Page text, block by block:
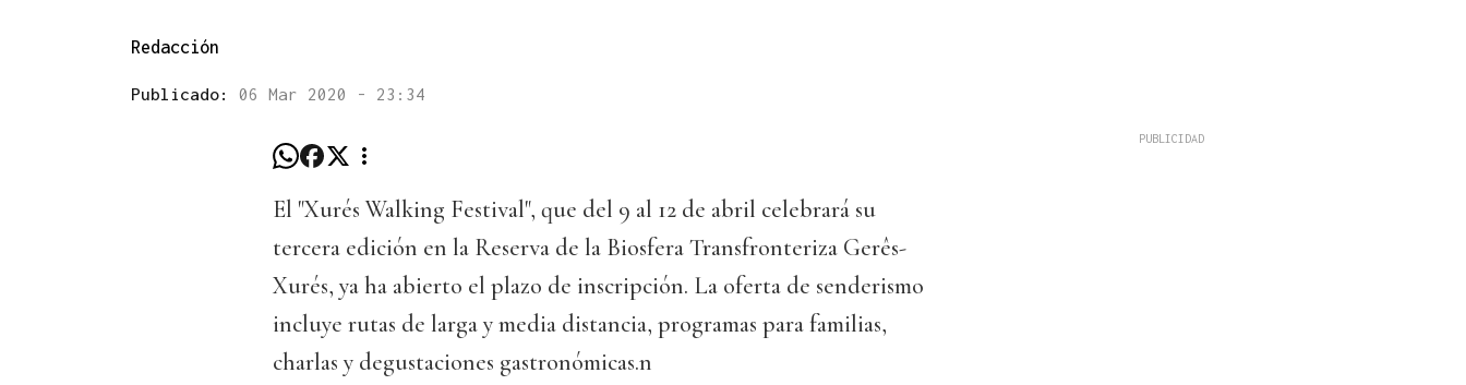
Redacción
Publicado: 06 Mar 2020 - 23:34
El "Xurés Walking Festival", que del 9 al 12 de abril celebrará su
tercera edición en la Reserva de la Biosfera Transfronteriza Gerês-
Xurés, ya ha abierto el plazo de inscripción. La oferta de senderismo
incluye rutas de larga y media distancia, programas para familias,
charlas y degustaciones gastronómicas.n